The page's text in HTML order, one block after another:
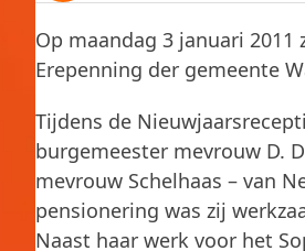
Op maandag 3 januari 2011
Erepenning der gemeente
Tijdens de
burgemeester mevrouw D.
mevrouw Schelhaas – van
pensionering was zij
Naast haar werk voor het